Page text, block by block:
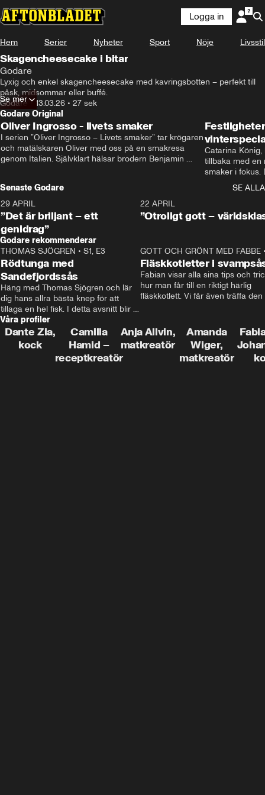
Logga in
Hem Serier Nyheter Sport Nöje Livsstil
Skagencheesecake i bitar
Godare
Lyxig och enkel skagencheesecake med kavringsbotten – perfekt till
påsk, midsommar eller buffé.
Godare • 13.03.26 • 27 sek
Se mer
Godare Original
Oliver Ingrosso - livets smaker
I serien ”Oliver Ingrosso – Livets smaker” tar krögaren
och matälskaren Oliver med oss på en smakresa
genom Italien. Självklart hälsar brodern Benjamin
Catarina
tillbaka med en
smaker i fokus.
julfavoriter
Senaste Godare
SE ALLA
29 APRIL
”Det är briljant – ett
genidrag”
22 APRIL
”Otroligt gott –
Godare rekommenderar
THOMAS SJÖGREN • S1, E3
Rödtunga med
Sandefjordssås
Häng med Thomas Sjögren och lär
dig hans allra bästa knep för att
tillaga en hel fisk. I detta avsnitt blir
de helstekt rödtunga med
sandefjordssås och en magisk sallad
på pepparrot och äpple.
GOTT OCH GRÖNT MED FABBE
Fläskkotletter i
Fabian visar alla sina tips och
hur man får till en riktigt härlig
fläskkotlett. Vi får även träffa den
grisbonde på Gotland.
Våra profiler
Dante Zia,
kock
Camilla
Hamid –
receptkreatör
Anja Allvin,
matkreatör
Amanda
Wiger,
matkreatör